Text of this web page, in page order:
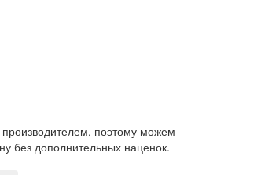
поэтому можем
без дополнительных наценок.